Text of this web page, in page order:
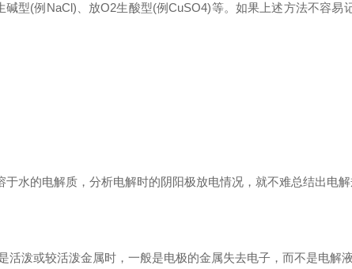
型(例NaCl)、放O2生酸型(例CuSO4)等。如果上述方法不容易
的电解质，分析电解时的阴阳极放电情况，就不难总结出电解
泼或较活泼金属时，一般是电极的金属失去电子，而不是电解液